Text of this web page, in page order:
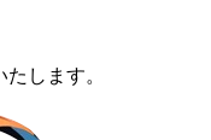
します。